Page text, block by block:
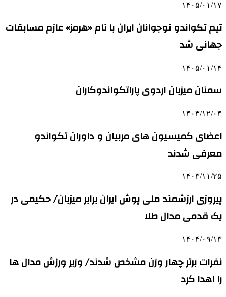
۱۴۰۵/۰۱/۱۷
تیم تکواندو نوجوانان ایران با نام «هرمز» عازم مسابقات
جهانی شد
۱۴۰۵/۰۱/۱۴
سمنان میزبان اردوی پاراتکواندوکاران
۱۴۰۳/۱۲/۰۴
اعضای کمیسیون های مربیان و داوران تکواندو
معرفی شدند
۱۴۰۳/۱۱/۲۵
پیروزی ارزشمند ملی پوش ایران برابر میزبان/ حکیمی در
یک قدمی مدال طلا
۱۴۰۴/۰۹/۱۳
نفرات برتر چهار وزن مشخص شدند/ وزیر ورزش مدال ها
را اهدا کرد